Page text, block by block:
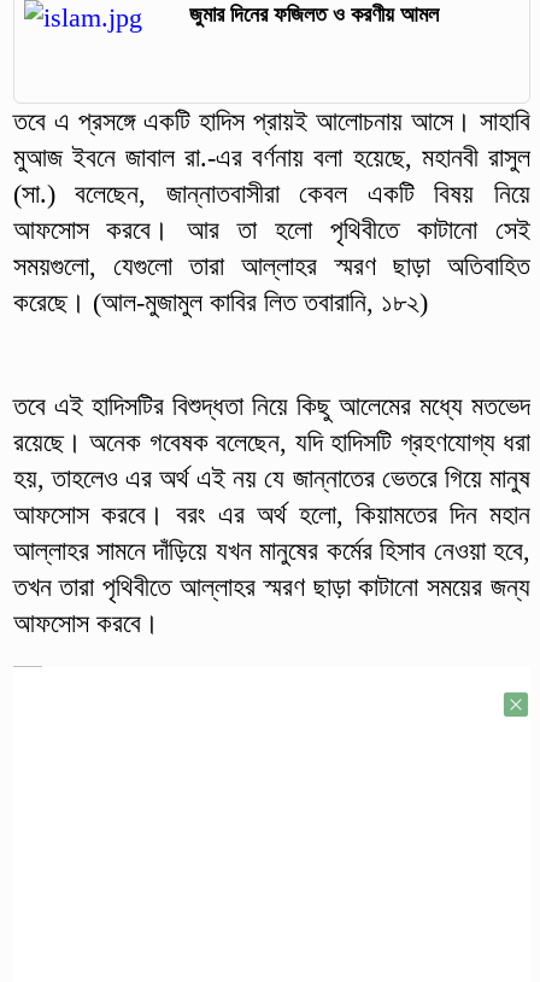
জুমার দিনের ফজিলত ও করণীয় আমল
তবে এ প্রসঙ্গে একটি হাদিস প্রায়ই আলোচনায় আসে। সাহাবি
মুআজ ইবনে জাবাল রা.-এর বর্ণনায় বলা হয়েছে, মহানবী রাসুল
(সা.) বলেছেন, জান্নাতবাসীরা কেবল একটি বিষয় নিয়ে
আফসোস করবে। আর তা হলো পৃথিবীতে কাটানো সেই
সময়গুলো, যেগুলো তারা আল্লাহর স্মরণ ছাড়া অতিবাহিত
করেছে। (আল-মুজামুল কাবির লিত তবারানি, ১৮২)
তবে এই হাদিসটির বিশুদ্ধতা নিয়ে কিছু আলেমের মধ্যে মতভেদ
রয়েছে। অনেক গবেষক বলেছেন, যদি হাদিসটি গ্রহণযোগ্য ধরা
হয়, তাহলেও এর অর্থ এই নয় যে জান্নাতের ভেতরে গিয়ে মানুষ
আফসোস করবে। বরং এর অর্থ হলো, কিয়ামতের দিন মহান
আল্লাহর সামনে দাঁড়িয়ে যখন মানুষের কর্মের হিসাব নেওয়া হবে,
তখন তারা পৃথিবীতে আল্লাহর স্মরণ ছাড়া কাটানো সময়ের জন্য
আফসোস করবে।